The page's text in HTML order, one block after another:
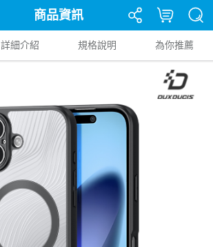
商品資訊
詳細介紹 規格說明 為你推薦